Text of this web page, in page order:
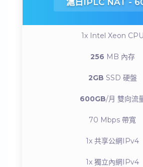
滬日IPLC NAT -
1x Intel Xeon CPU
256 MB 內存
2GB SSD 硬盤
600GB/月 雙向流
70 Mbps 帶寬
1x 共享公網IPv4
1x 獨立內網IPv4